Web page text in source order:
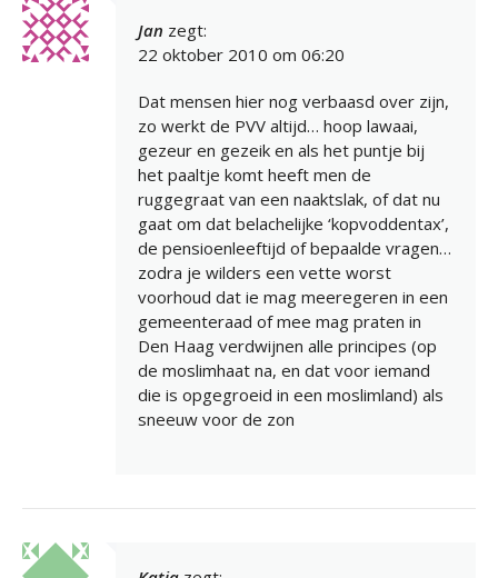
Jan zegt:
22 oktober 2010 om 06:20
Dat mensen hier nog verbaasd over zijn,
zo werkt de PVV altijd… hoop lawaai,
gezeur en gezeik en als het puntje bij
het paaltje komt heeft men de
ruggegraat van een naaktslak, of dat nu
gaat om dat belachelijke ‘kopvoddentax’,
de pensioenleeftijd of bepaalde vragen…
zodra je wilders een vette worst
voorhoud dat ie mag meeregeren in een
gemeenteraad of mee mag praten in
Den Haag verdwijnen alle principes (op
de moslimhaat na, en dat voor iemand
die is opgegroeid in een moslimland) als
sneeuw voor de zon